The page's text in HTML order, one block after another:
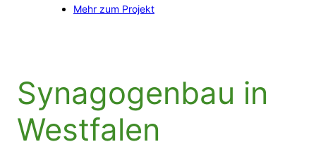
Mehr zum Projekt
Synagogenbau in
Westfalen